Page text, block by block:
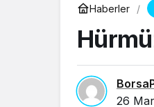
Haberler
26